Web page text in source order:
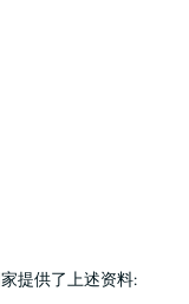
提供了上述资料: